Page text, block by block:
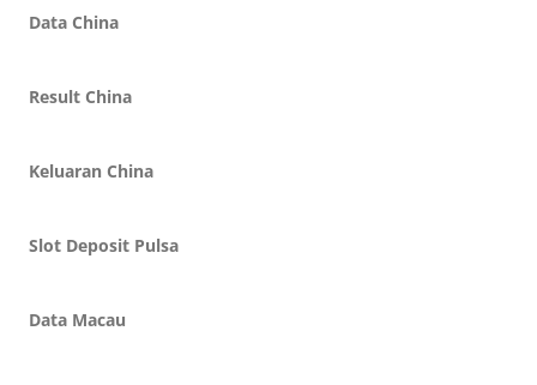
Data China
Result China
Keluaran China
Slot Deposit Pulsa
Data Macau